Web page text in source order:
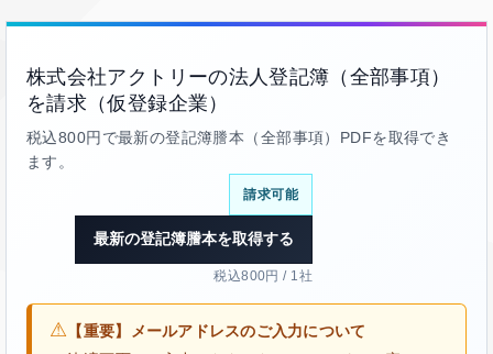
株式会社アクトリーの法人登記簿（全部事項）
を請求（仮登録企業）
税込800円で最新の登記簿謄本（全部事項）PDFを取得でき
ます。
請求可能
最新の登記簿謄本を取得する
税込800円 / 1社
⚠ 【重要】メールアドレスのご入力について